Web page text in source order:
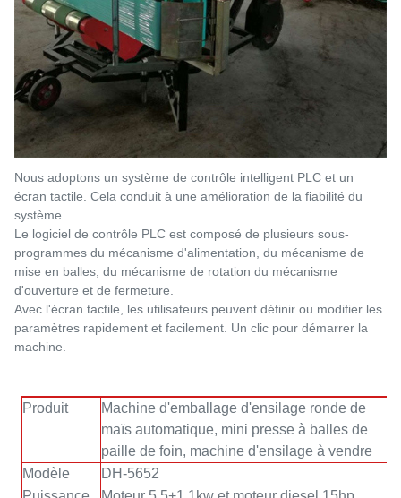
Nous adoptons un système de contrôle intelligent PLC et un
écran tactile. Cela conduit à une amélioration de la fiabilité du
système.
Le logiciel de contrôle PLC est composé de plusieurs sous-
programmes du mécanisme d'alimentation, du mécanisme de
mise en balles, du mécanisme de rotation du mécanisme
d'ouverture et de fermeture.
Avec l'écran tactile, les utilisateurs peuvent définir ou modifier les
paramètres rapidement et facilement. Un clic pour démarrer la
machine.
Produit
Machine d'emballage d'ensilage ronde de
maïs automatique, mini presse à balles de
paille de foin, machine d'ensilage à vendre
Modèle
DH-5652